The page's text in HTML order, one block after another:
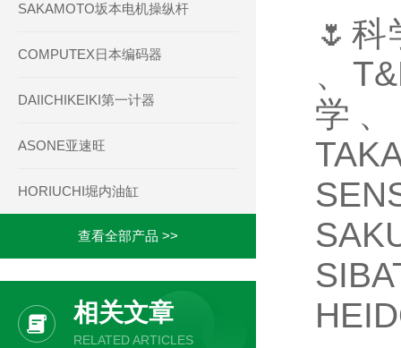
🌷
、
学
SAKAMOTO坂本电机操纵杆
COMPUTEX日本编码器
DAIICHIKEIKI第一计器
ASONE亚速旺
HORIUCHI堀内油缸
查看全部产品 >>
相关文章
RELATED ARTICLES